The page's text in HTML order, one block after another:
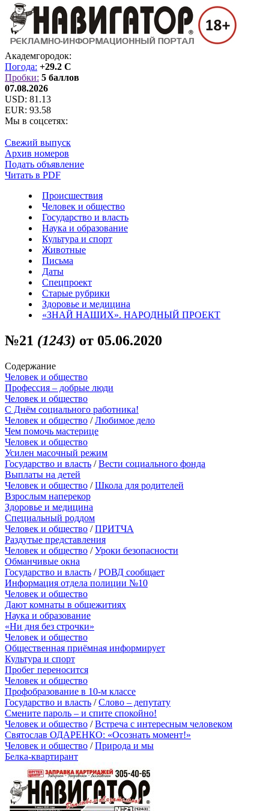
Академгородок:
Погода: +29.2 C
Пробки: 5 баллов
07.08.2026
USD: 81.13
EUR: 93.58
Мы в соцсетях:
Свежий выпуск
Архив номеров
Подать объявление
Читать в PDF
Происшествия
Человек и общество
Государство и власть
Наука и образование
Культура и спорт
Животные
Письма
Даты
Спецпроект
Старые рубрики
Здоровье и медицина
«ЗНАЙ НАШИХ». НАРОДНЫЙ ПРОЕКТ
№21 (1243) от 05.06.2020
Содержание
Человек и общество
Профессия – добрые люди
Человек и общество
С Днём социального работника!
Человек и общество /Любимое дело
Чем помочь мастерице
Человек и общество
Усилен масочный режим
Государство и власть /Вести социального фонда
Выплаты на детей
Человек и общество /Школа для родителей
Взрослым наперекор
Здоровье и медицина
Специальный роддом
Человек и общество /ПРИТЧА
Раздутые представления
Человек и общество /Уроки безопасности
Обманчивые окна
Государство и власть /РОВД сообщает
Информация отдела полиции №10
Человек и общество
Дают комнаты в общежитиях
Наука и образование
«Ни дня без строчки»
Человек и общество
Общественная приёмная информирует
Культура и спорт
Пробег переносится
Человек и общество
Профобразование в 10-м классе
Государство и власть /Слово – депутату
Смените пароль – и спите спокойно!
Человек и общество /Встреча с интересным человеком
Святослав ОДАРЕНКО: «Осознать момент!»
Человек и общество /Природа и мы
Белка-квартирант